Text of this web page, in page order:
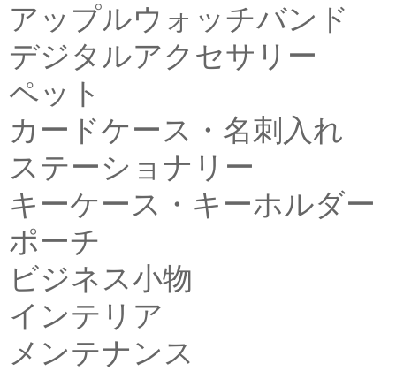
アップルウォッチバンド
デジタルアクセサリー
ペット
カードケース・名刺入れ
ステーショナリー
キーケース・キーホルダー
ポーチ
ビジネス小物
インテリア
メンテナンス